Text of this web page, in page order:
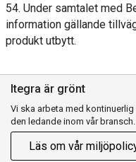
54. Under samtalet med
information gällande
produkt utbytt.
Itegra är grönt
Vi ska arbeta med
den ledande inom vår bransch.
Läs om vår